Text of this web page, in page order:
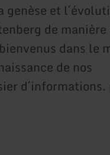
genèse et
de manière
dans le
de nos